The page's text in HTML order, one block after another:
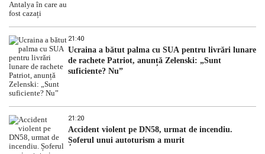
21:40
Ucraina a bătut palma cu SUA pentru livrări lunare
de rachete Patriot, anunță Zelenski: „Sunt
suficiente? Nu”
21:20
Accident violent pe DN58, urmat de incendiu.
Șoferul unui autoturism a murit